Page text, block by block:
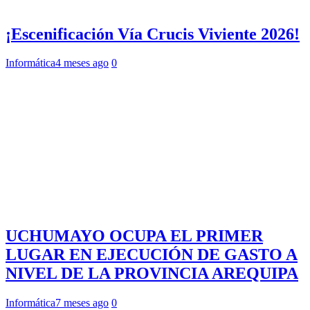
¡Escenificación Vía Crucis Viviente 2026!
Informática4 meses ago 0
UCHUMAYO OCUPA EL PRIMER
LUGAR EN EJECUCIÓN DE GASTO A
NIVEL DE LA PROVINCIA AREQUIPA
Informática7 meses ago 0